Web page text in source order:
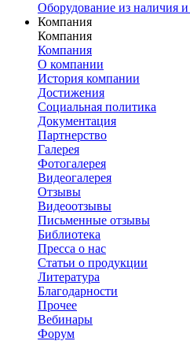
Оборудование из наличия
Компания
Компания
Компания
О компании
История компании
Достижения
Социальная политика
Документация
Партнерство
Галерея
Фотогалерея
Видеогалерея
Отзывы
Видеоотзывы
Письменные отзывы
Библиотека
Пресса о нас
Статьи о продукции
Литература
Благодарности
Прочее
Вебинары
Форум